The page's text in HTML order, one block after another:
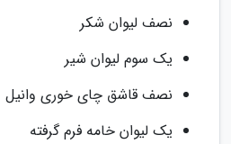
نصف لیوان شکر
یک سوم لیوان شیر
نصف قاشق چای خوری وانیل
یک لیوان خامه فرم گرفته